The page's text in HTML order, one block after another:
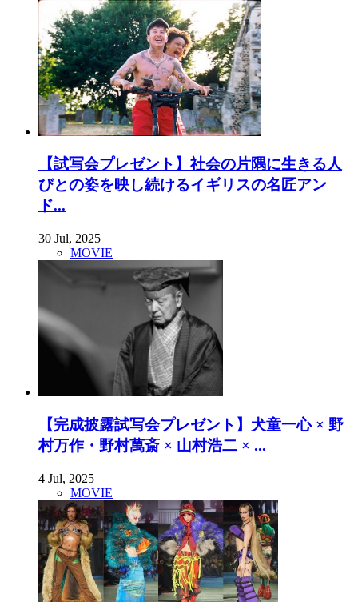
【試写会プレゼント】社会の片隅に生きる人
びとの姿を映し続けるイギリスの名匠アン
ド...
30 Jul, 2025
MOVIE
【完成披露試写会プレゼント】犬童一心 × 野
村万作・野村萬斎 × 山村浩二 × ...
4 Jul, 2025
MOVIE